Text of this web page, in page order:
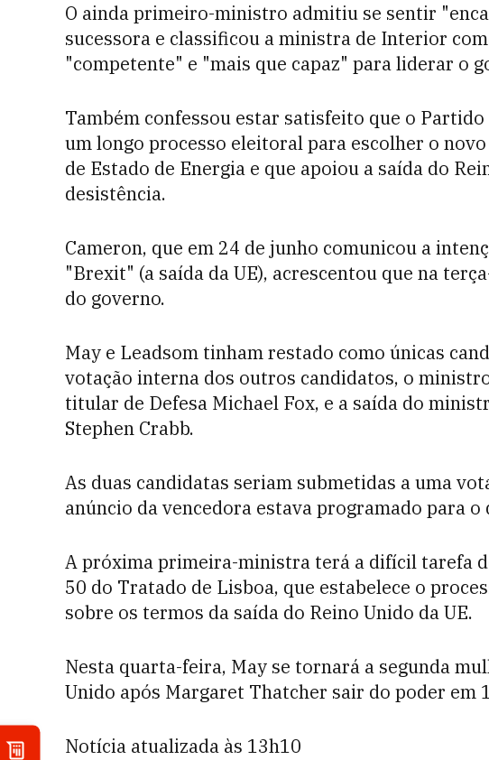
O ainda primeiro-ministro admitiu se sentir
sucessora e classificou a ministra de Interior
"competente" e "mais que capaz" para liderar o
Também confessou estar satisfeito que o
um longo processo eleitoral para escolher o
de Estado de Energia e que apoiou a saída do
desistência.
Cameron, que em 24 de junho comunicou a
"Brexit" (a saída da UE), acrescentou que na
do governo.
May e Leadsom tinham restado como únicas
votação interna dos outros candidatos, o
titular de Defesa Michael Fox, e a saída do
Stephen Crabb.
As duas candidatas seriam submetidas a uma
anúncio da vencedora estava programado para o
A próxima primeira-ministra terá a difícil tarefa
50 do Tratado de Lisboa, que estabelece o
sobre os termos da saída do Reino Unido da UE.
Nesta quarta-feira, May se tornará a segunda
Unido após Margaret Thatcher sair do poder em
Notícia atualizada às 13h10